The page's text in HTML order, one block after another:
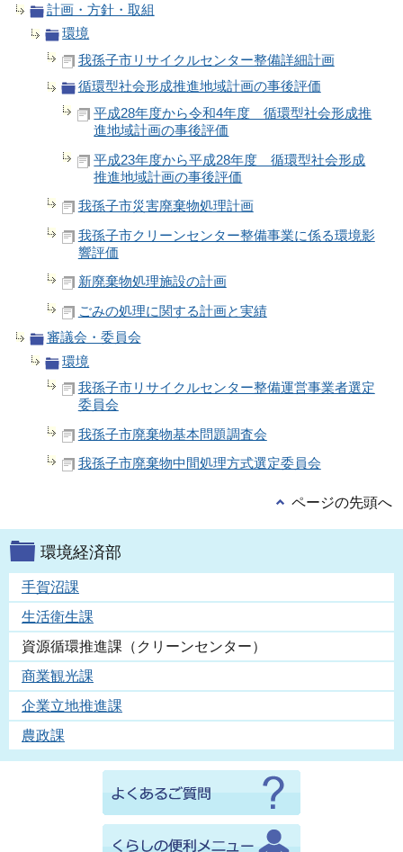
計画・方針・取組
環境
我孫子市リサイクルセンター整備詳細計画
循環型社会形成推進地域計画の事後評価
平成28年度から令和4年度 循環型社会形成推
進地域計画の事後評価
平成23年度から平成28年度 循環型社会形成
推進地域計画の事後評価
我孫子市災害廃棄物処理計画
我孫子市クリーンセンター整備事業に係る環境影
響評価
新廃棄物処理施設の計画
ごみの処理に関する計画と実績
審議会・委員会
環境
我孫子市リサイクルセンター整備運営事業者選定
委員会
我孫子市廃棄物基本問題調査会
我孫子市廃棄物中間処理方式選定委員会
ページの先頭へ
環境経済部
手賀沼課
生活衛生課
資源循環推進課（クリーンセンター）
商業観光課
企業立地推進課
農政課